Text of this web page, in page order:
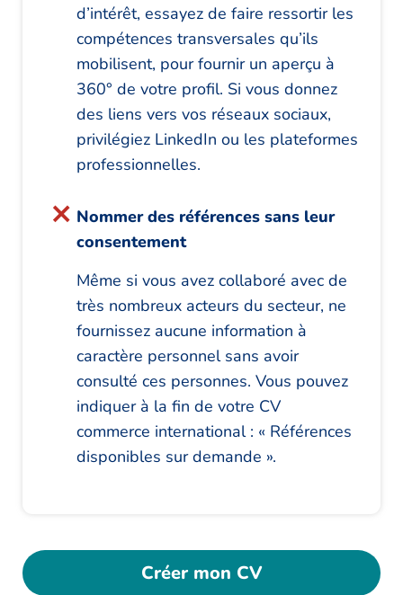
d’intérêt, essayez de faire ressortir les
compétences transversales qu’ils
mobilisent, pour fournir un aperçu à
360° de votre profil. Si vous donnez
des liens vers vos réseaux sociaux,
privilégiez LinkedIn ou les plateformes
professionnelles.
Nommer des références sans leur
consentement
Même si vous avez collaboré avec de
très nombreux acteurs du secteur, ne
fournissez aucune information à
caractère personnel sans avoir
consulté ces personnes. Vous pouvez
indiquer à la fin de votre CV
commerce international : « Références
disponibles sur demande ».
Créer mon CV